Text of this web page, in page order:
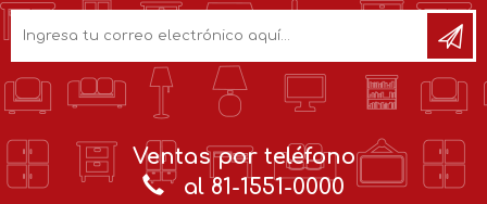
Ventas por teléfono
al 81-1551-0000